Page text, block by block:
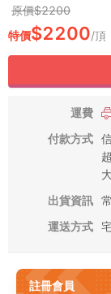
原價$2200
特價$2200/頂
運費
付款方式
出貨資訊
運送方式
註冊會員